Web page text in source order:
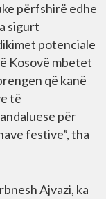
përfshirë edhe
sigurt
potenciale
Kosovë mbetet
që kanë
të
për
festive”, tha
Ajvazi, ka